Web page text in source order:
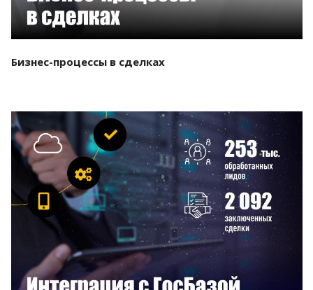
Бизнес-процессы в сделках
Смотреть проект